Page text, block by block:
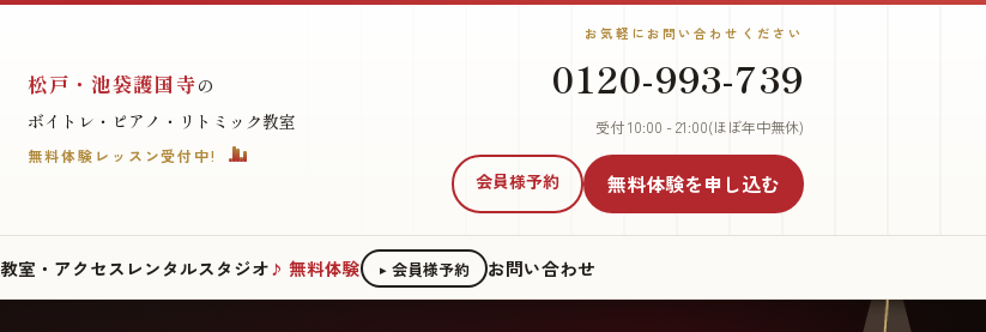
松戸・池袋護国寺の
ボイトレ・ピアノ・リトミック教室
無料体験レッスン受付中!
お気軽にお問い合わせください
0120-993-739
受付 10:00 - 21:00(ほぼ年中無休)
会員様予約 無料体験を申し込む
教室・アクセス レンタルスタジオ 無料体験 会員様予約 お問い合わせ